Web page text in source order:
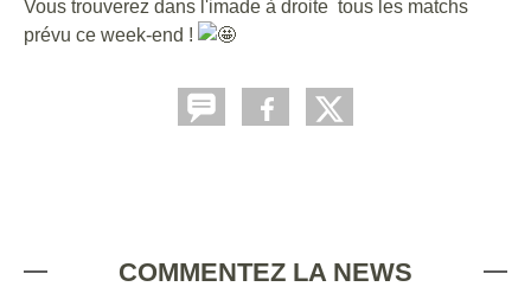
Vous trouverez dans l'imade à droite tous les matchs
prévu ce week-end !
COMMENTEZ LA NEWS